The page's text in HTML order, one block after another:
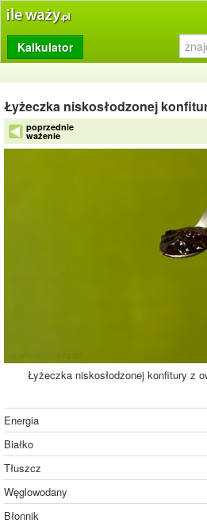
Produkty
Dziennik
Przelicznik
Porównywarka
Kalkulator
Łyżeczka niskosłodzonej
poprzednie
ważenie
Łyżeczka niskosłodzonej konfitury z
Energia
Białko
Tłuszcz
Węglowodany
Błonnik